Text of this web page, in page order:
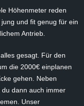
Höhenmeter reden
und fit genug für ein
Antrieb.
gesagt. Für den
die 2000€ einplanen
gehen. Neben
dann auch immer
Unser